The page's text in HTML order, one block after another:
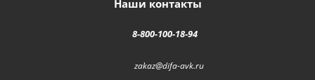
Наши контакты
8-800-100-18-94
zakaz@difa-avk.ru